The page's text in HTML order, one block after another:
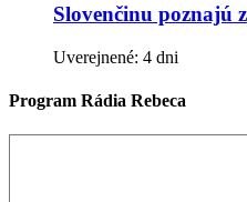
Slovenčinu poznajú
Uverejnené: 4 dni
Program Rádia Rebeca